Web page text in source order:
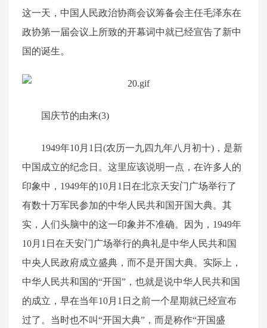
这一天，中国人民政治协商会议筹备会主任毛泽东在
政协第一届会议上所致的开幕词中就已经宣告了新中
国的诞生。
国庆节的由来(3)
1949年10月1日(农历一九四九年八月初十)，是新
中国成立的纪念日。这里应该说明一点，在许多人的
印象中，1949年的10月1日在北京天安门广场举行了
有数十万军民参加的中华人民共和国开国大典。其
实，人们头脑中的这一印象并不准确。因为，1949年
10月1日在天安门广场举行的典礼是中华人民共和国
中央人民政府成立盛典，而不是开国大典。实际上，
中华人民共和国的“开国”，也就是说中华人民共和国
的成立，早在当年10月1日之前一个星期就已经宣布
过了。当时也不叫“开国大典”，而是称作“开国盛